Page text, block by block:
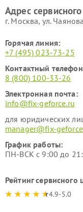
Адрес
г. Москва, ул.
Горячая линия:
+7 (495) 023-73-25
Контактный
8 (800) 100-33-26
Электронная почта:
info@fix-geforce.ru
для юридических
manager@fix-
График работы:
ПН-ВСК с 9:00 до
Рейтинг сервисного
4.9-5.0